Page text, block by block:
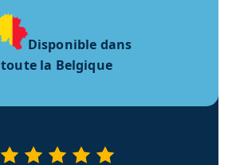
Disponible dans
toute la Belgique